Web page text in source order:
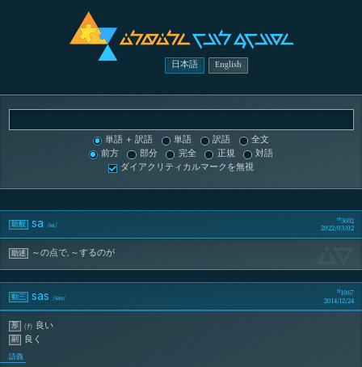
sOxsOt IvO lIvAt
日本語 English
単語 ＋ 訳語 単語 訳語
全文
前方
部分 完全 正規
対語
ダイアクリティカルマークを無視
助般 sa /sa/
3692
2022/03/02
助述 ～の点で, ～するのが
動三 sas /sas/
1067
2014/12/24
形 (†) 良い
副 良く
語義